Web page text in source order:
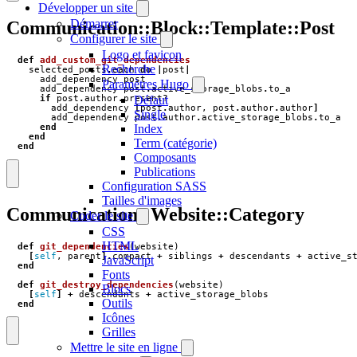
Développer un site
Démarrer
Configurer le site
Logo et favicon
Recherche
Paramètres Hugo
Défaut
Single
Index
Term (catégorie)
Composants
Publications
Configuration SASS
Tailles d'images
Coder le site
CSS
HTML
JavaScript
Fonts
Blocs
Outils
Icônes
Grilles
Mettre le site en ligne
Communication::Block::Template::Post
def
add_custom_git_dependencies
selected_posts.each do post
add_dependency
post
add_dependency post.active_storage_blobs .to_a
if
post .author.present?
add_dependency
[post.author, post .author.author
add_dependency
post.author.active_storage_blobs .to_a
end
end
end
Communication::Website::Category
def git_dependencies ( website )
[ self , parent]. compact + siblings + descendants +
end
def
git_destroy_dependencies (website )
[ self] + descendants + active_storage_blobs
end